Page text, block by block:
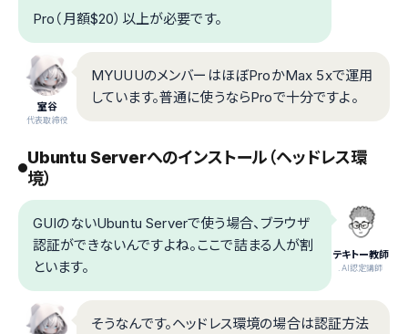
Pro（月額$20）以上が必要です。
室谷
代表取締役
MYUUUのメンバーはほぼProかMax 5xで運用
しています。普通に使うならProで十分ですよ。
Ubuntu Serverへのインストール（ヘッドレス環
境）
テキトー教師
.AI認定講師
GUIのないUbuntu Serverで使う場合、ブラウザ
認証ができないんですよね。ここで詰まる人が割
といます。
そうなんです。ヘッドレス環境の場合は認証方法